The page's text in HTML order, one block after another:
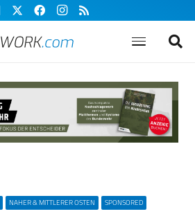
NAHER & MITTLERER OSTEN
SPONSORED